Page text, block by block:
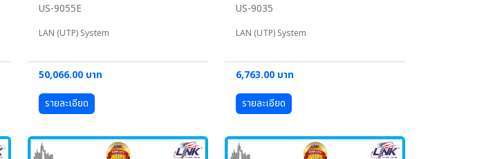
US-9055E
LAN (UTP) System
50,066.00 บาท
รายละเอียด
US-9035
LAN (UTP) System
6,763.00 บาท
รายละเอียด